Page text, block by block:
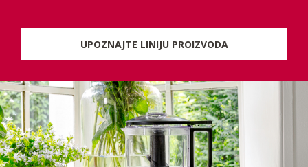
UPOZNAJTE LINIJU PROIZVODA